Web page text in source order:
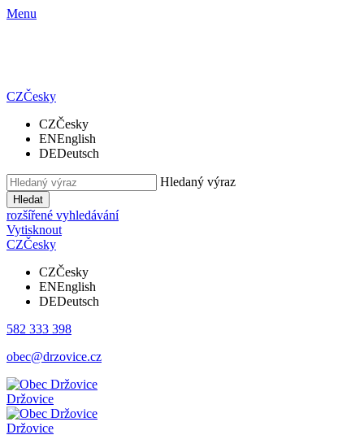
Menu
CZČesky
CZČesky
ENEnglish
DEDeutsch
Hledaný výraz
Hledat
rozšířené vyhledávání
Vytisknout
CZČesky
CZČesky
ENEnglish
DEDeutsch
582 333 398
obec@drzovice.cz
Držovice
Držovice